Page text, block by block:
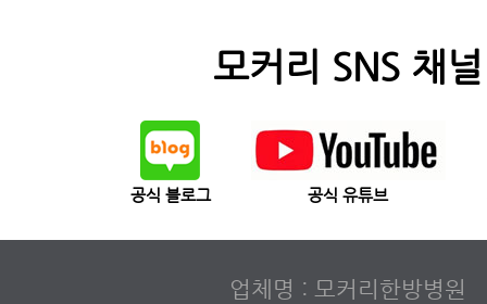
모커리 SNS 채널
공식 블로그 공식 유튜브
업체명 : 모커리한방병원